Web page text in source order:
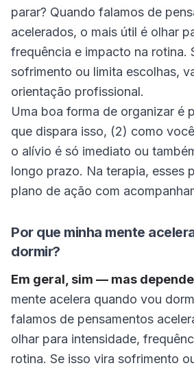
parar? Quando falamos de
acelerados, o mais útil é olhar
frequência e impacto na rotina.
sofrimento ou limita escolhas,
orientação profissional.
Uma boa forma de organizar é
que dispara isso, (2) como
o alívio é só imediato ou
longo prazo. Na terapia, esses
plano de ação com
Por que minha mente
dormir?
Em geral, sim — mas
mente acelera quando vou
falamos de pensamentos
olhar para intensidade,
rotina. Se isso vira sofrimento